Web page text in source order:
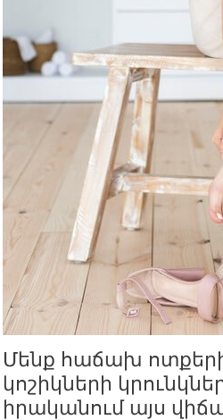
Մենք հաճախ ոտքերի
կոշիկների
իրականում այս